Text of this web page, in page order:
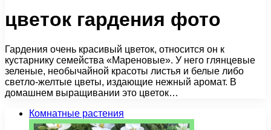
цветок гардения фото
Гардения очень красивый цветок, относится он к
кустарнику семейства «Мареновые». У него глянцевые
зеленые, необычайной красоты листья и белые либо
светло-желтые цветы, издающие нежный аромат. В
домашнем выращивании это цветок…
Комнатные растения